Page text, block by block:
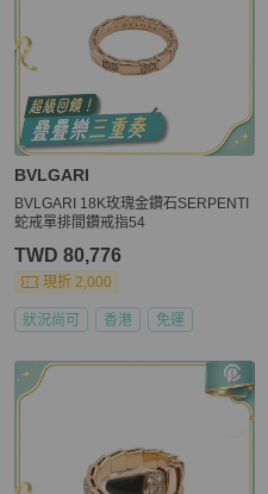
BVLGARI
BVLGARI 18K玫瑰金鑽石SERPENTI
蛇戒單排間鑽戒指54
TWD 80,776
現折 2,000
狀況尚可 香港 免運